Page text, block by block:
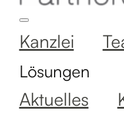
Kanzlei
Lösungen
Aktuelles